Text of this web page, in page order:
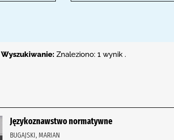
Wyszukiwanie: Znaleziono: 1 wynik .
Językoznawstwo normatywne
BUGAJSKI, MARIAN